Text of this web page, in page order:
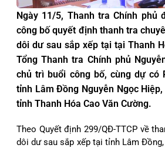
Ngày 11/5, Thanh tra Chính phủ
công bố quyết định thanh tra
dôi dư sau sắp xếp tại tại Thanh
Tổng Thanh tra Chính phủ
chủ trì buổi công bố, cùng dự có
tỉnh Lâm Đồng Nguyễn Ngọc Hiệp,
tỉnh Thanh Hóa Cao Văn Cường.
Theo Quyết định 299/QĐ-TTCP về
dôi dư sau sắp xếp tại tỉnh Lâm